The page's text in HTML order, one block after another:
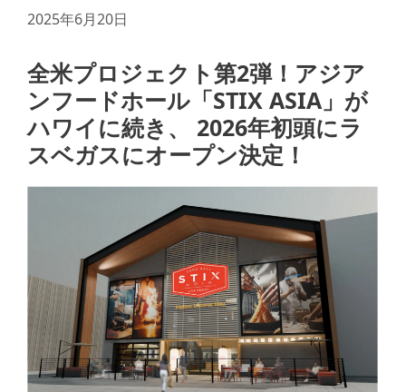
2025年6月20日
全米プロジェクト第2弾！アジア
ンフードホール「STIX ASIA」が
ハワイに続き、 2026年初頭にラ
スベガスにオープン決定！